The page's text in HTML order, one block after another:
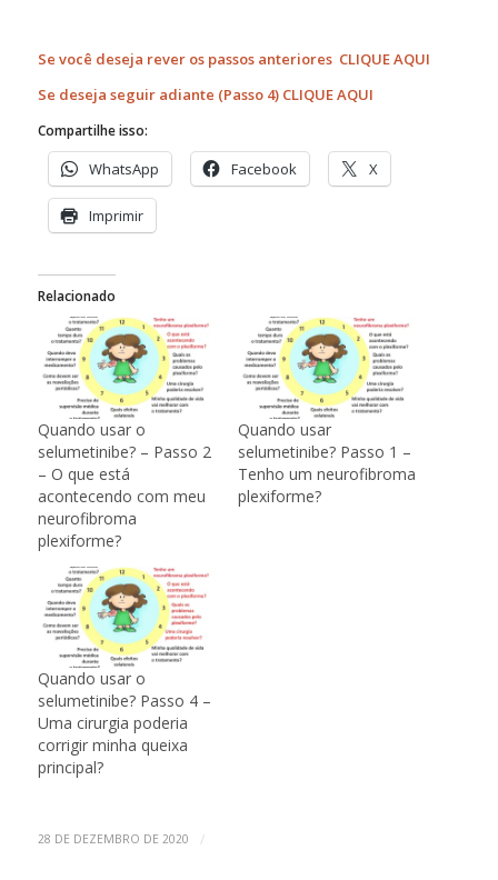
Se você deseja rever os passos anteriores CLIQUE AQUI
Se deseja seguir adiante (Passo 4) CLIQUE AQUI
Compartilhe isso:
WhatsApp Facebook X
Imprimir
Relacionado
Quando usar o
selumetinibe? – Passo 2
– O que está
acontecendo com meu
neurofibroma
plexiforme?
Quando usar
selumetinibe? Passo 1 –
Tenho um neurofibroma
plexiforme?
Quando usar o
selumetinibe? Passo 4 –
Uma cirurgia poderia
corrigir minha queixa
principal?
28 DE DEZEMBRO DE 2020 /